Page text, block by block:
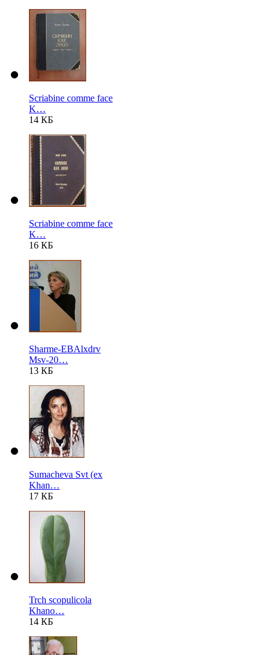
Scriabine comme face
K…
14 КБ
Scriabine comme face
K…
16 КБ
Sharme-EBAlxdrv
Msv-20…
13 КБ
Sumacheva Svt (ex
Khan…
17 КБ
Trch scopulicola
Khano…
14 КБ